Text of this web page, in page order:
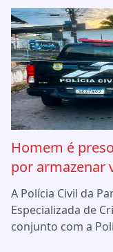
Homem é
por armazenar
A Polícia Civil da
Especializada de
conjunto com a